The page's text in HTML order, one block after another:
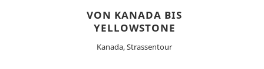
VON KANADA BIS
YELLOWSTONE
Kanada, Strassentour